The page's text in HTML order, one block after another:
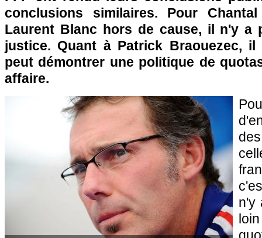
conclusions similaires. Pour
Laurent Blanc hors de cause, il n'y a
justice. Quant à Patrick Braouezec,
peut démontrer une politique de
affaire.
n'y